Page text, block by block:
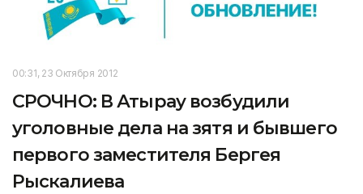
00:31, 23 Октября 2012
СРОЧНО: В Атырау возбудили
уголовные дела на зятя и бывшего
первого заместителя Бергея
Рыскалиева